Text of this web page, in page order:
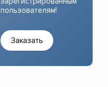
пользователям!
Заказать